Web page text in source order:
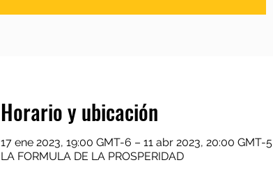
Horario y ubicación
17 ene 2023, 19:00 GMT-6 – 11 abr 2023, 20:00 GMT-5
LA FORMULA DE LA PROSPERIDAD